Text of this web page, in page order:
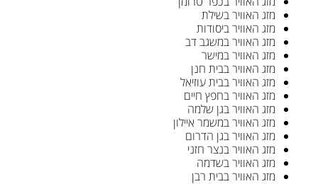
מזג האוויר בשילת
מזג האוויר ביסודות
מזג האוויר במשגב דב
מזג האוויר במישר
מזג האוויר בבית חנן
מזג האוויר בבית עוזיאל
מזג האוויר בחפץ חיים
מזג האוויר בגן שלמה
מזג האוויר במשמר איילון
מזג האוויר בגן הדרום
מזג האוויר בנצר חזני
מזג האוויר בשדמה
מזג האוויר בבית רבן